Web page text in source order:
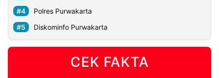
Polres Purwakarta
Diskominfo Purwakarta
CEK FAKTA